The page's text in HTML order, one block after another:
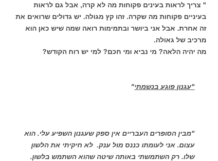
" צריך לראות בעינים פקוחות מה לא קרה, אבל גם לראות
בעיניים פקוחות מה שקרה. זהו קץ מגולה. יש גדולים שרואים את
זה אחרת. אבל אני ביושר ובתמימות רואה שמה שיש כאן הוא
מרכיב של גאולה.
מה יהיה הלאה? מי נביא ומי חכם? למי יש רוח הקודש?
"עגנון פוגע בנשמתי"
"מבין הסופרים העבריים אין ספק שעגנון השפיע עלי. הוא
עצום. אני לעומתו כננס מול ענק. לא חיקיתי את הלשון
שלו. רק השתמשתי באותה שיטה שהוא השתמש בלשון.